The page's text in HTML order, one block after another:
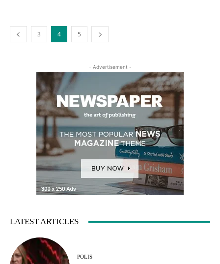
3 4 5
- Advertisement -
LATEST ARTICLES
POLIS